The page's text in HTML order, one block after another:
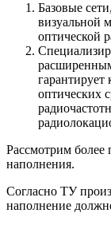
Базовые
визуальной
оптической
оптических
Рассмотрим более
наполнения.
Согласно ТУ
наполнение